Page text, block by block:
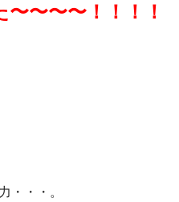
〜〜〜！！！！
・・・。